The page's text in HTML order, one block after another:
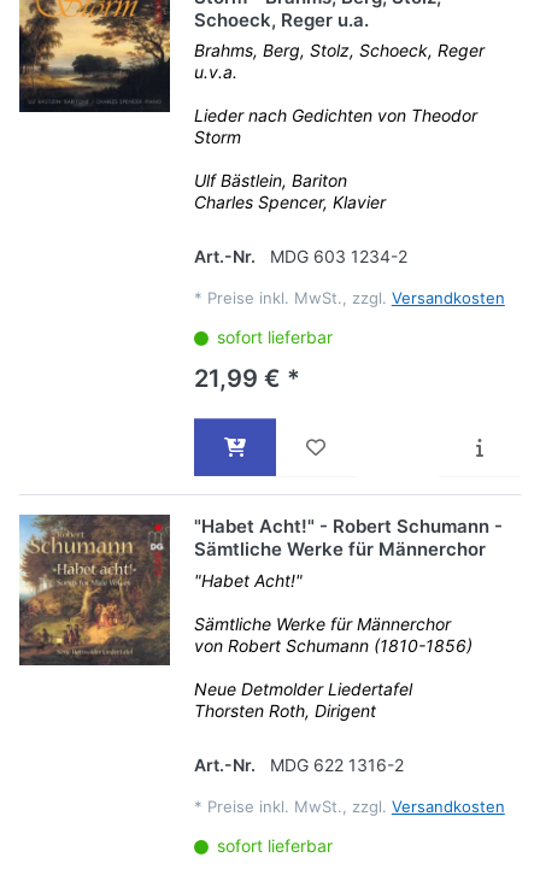
Schoeck, Reger u.a.
Brahms, Berg, Stolz, Schoeck, Reger
u.v.a.
Lieder nach Gedichten von Theodor
Storm
Ulf Bästlein, Bariton
Charles Spencer, Klavier
Art.-Nr. MDG 603 1234-2
* Preise inkl. MwSt., zzgl. Versandkosten
sofort lieferbar
21,99 € *
"Habet Acht!" - Robert Schumann -
Sämtliche Werke für Männerchor
"Habet Acht!"
Sämtliche Werke für Männerchor
von Robert Schumann (1810-1856)
Neue Detmolder Liedertafel
Thorsten Roth, Dirigent
Art.-Nr. MDG 622 1316-2
* Preise inkl. MwSt., zzgl. Versandkosten
sofort lieferbar